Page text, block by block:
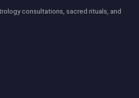
consultations, sacred rituals, and